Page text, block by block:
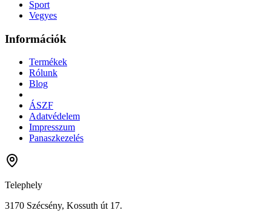
Sport
Vegyes
Információk
Termékek
Rólunk
Blog
ÁSZF
Adatvédelem
Impresszum
Panaszkezelés
Telephely
3170 Szécsény, Kossuth út 17.